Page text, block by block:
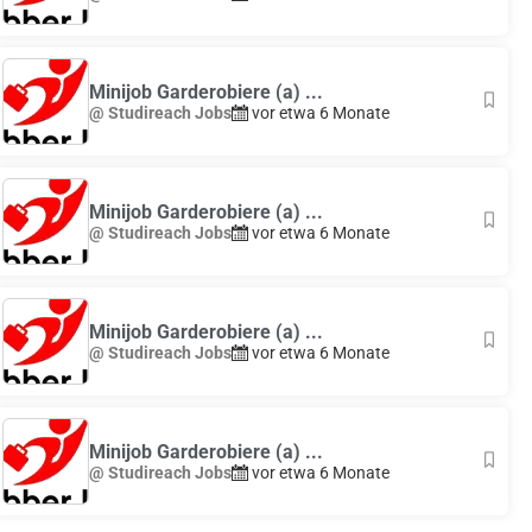
Minijob Garderobiere (a) ...
@ Studireach Jobs vor etwa 6 Monate
Minijob Garderobiere (a) ...
@ Studireach Jobs vor etwa 6 Monate
Minijob Garderobiere (a) ...
@ Studireach Jobs vor etwa 6 Monate
Minijob Garderobiere (a) ...
@ Studireach Jobs vor etwa 6 Monate